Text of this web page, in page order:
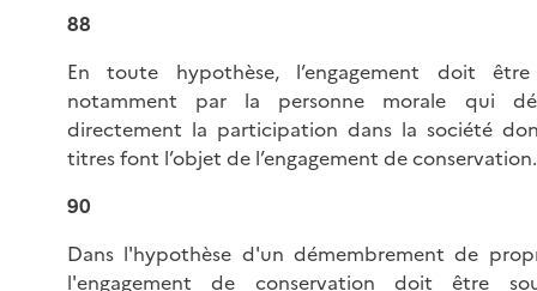
88
En toute hypothèse, l’engagement doit
notamment par la personne morale qui
directement la participation dans la société
titres font l’objet de l’engagement de conservation.
90
Dans l'hypothèse d'un démembrement de
l'engagement de conservation doit être